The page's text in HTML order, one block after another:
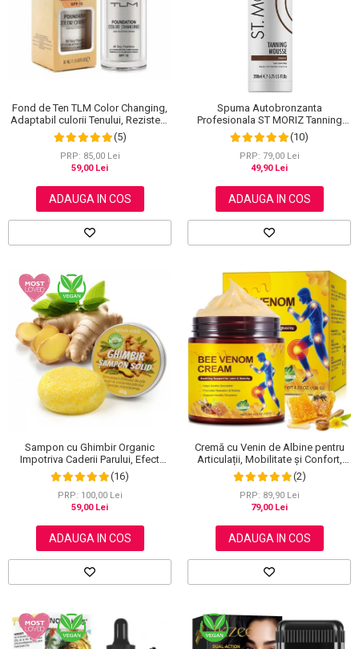
Scrub / Balsam de buze
Netestate pe Animale
Fond de Ten TLM Color Changing,
Adaptabil culorii Tenului, Rezistent
la Transfer 16H, SPF 15, 30 ml
(5)
PRP: 85,00 Lei
59,00 Lei
ADAUGA IN COS
Spuma Autobronzanta
Profesionala ST MORIZ Tanning
Mousse, Efect instant, Dark, 200 ml
(10)
PRP: 79,00 Lei
49,90 Lei
ADAUGA IN COS
Sampon cu Ghimbir Organic
Impotriva Caderii Parului, Efect
Regenerator, 100% Natural, NOVA
KISS® 60 g
(16)
PRP: 100,00 Lei
59,00 Lei
ADAUGA IN COS
Cremă cu Venin de Albine pentru
Articulații, Mobilitate și Confort,
120 g
(2)
PRP: 89,90 Lei
79,00 Lei
ADAUGA IN COS